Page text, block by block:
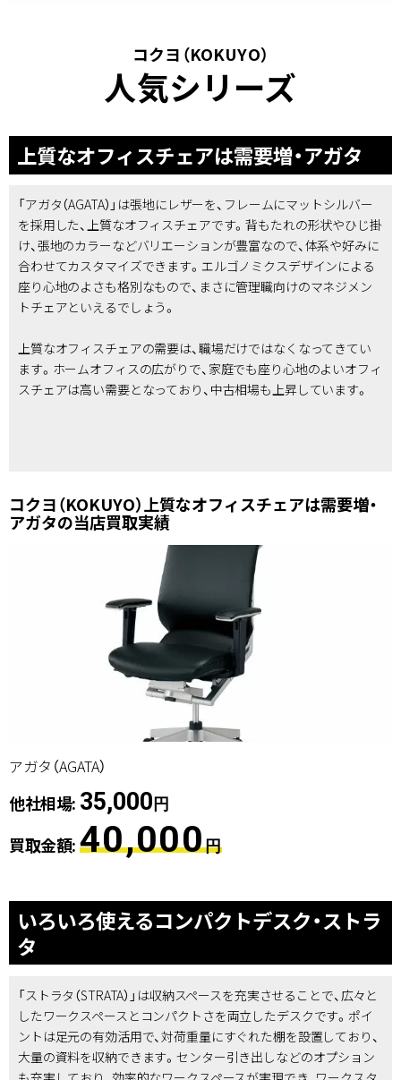
コクヨ（KOKUYO）
人気シリーズ
上質なオフィスチェアは需要増・アガタ
「アガタ（AGATA）」は張地にレザーを、フレームにマットシルバー
を採用した、上質なオフィスチェアです。背もたれの形状やひじ掛
け、張地のカラーなどバリエーションが豊富なので、体系や好みに
合わせてカスタマイズできます。エルゴノミクスデザインによる
座り心地のよさも格別なもので、まさに管理職向けのマネジメン
トチェアといえるでしょう。
上質なオフィスチェアの需要は、職場だけではなくなってきてい
ます。ホームオフィスの広がりで、家庭でも座り心地のよいオフィ
スチェアは高い需要となっており、中古相場も上昇しています。
コクヨ（KOKUYO）上質なオフィスチェアは需要増・
アガタの当店買取実績
アガタ（AGATA）
他社相場: 35,000円
買取金額:40,000円
いろいろ使えるコンパクトデスク・ストラ
タ
「ストラタ（STRATA）」は収納スペースを充実させることで、広々と
したワークスペースとコンパクトさを両立したデスクです。ポイ
ントは足元の有効活用で、対荷重量にすぐれた棚を設置しており、
大量の資料を収納できます。センター引き出しなどのオプション